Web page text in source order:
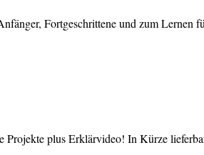
Fortgeschrittene und zum Lernen
plus Erklärvideo! In Kürze